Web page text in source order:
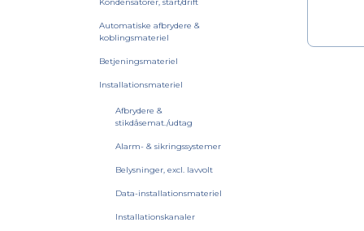
Automatiske afbrydere &
koblingsmateriel
Betjeningsmateriel
Installationsmateriel
Afbrydere &
stikdåsemat./udtag
Alarm- & sikringssystemer
Belysninger, excl. lavvolt
Data-installationsmateriel
Installationskanaler